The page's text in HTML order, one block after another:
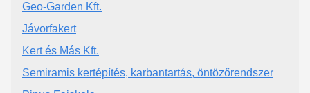
Geo-Garden Kft.
Jávorfakert
Kert és Más Kft.
Semiramis kertépítés, karbantartás, öntözőrendszer